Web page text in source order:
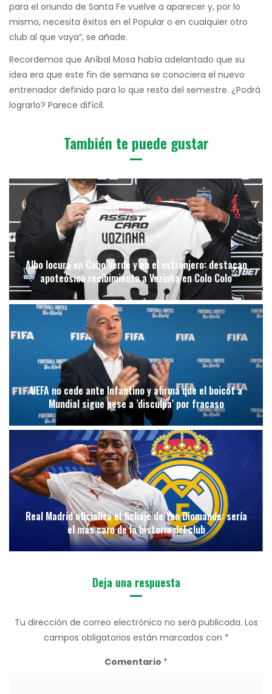
para el oriundo de Santa Fe vuelve a aparecer y, por lo
mismo, necesita éxitos en el Popular o en cualquier otro
club al que vaya”, se añade.
Recordemos que Aníbal Mosa había adelantado que su
idea era que este fin de semana se conociera el nuevo
entrenador definido para lo que resta del semestre. ¿Podrá
lograrlo? Parece difícil.
También te puede gustar
Albo locura en Cabo Verde y en el extranjero: destacan
apoteósico recibimiento a Vozinha en Colo Colo
UEFA no cede ante Infantino y afirma que el boicot a
Mundial sigue pese a ’disculpa’ por fracaso
Real Madrid oficializa el fichaje de Yan Diomande: sería
el más caro de la historia del club
Deja una respuesta
Tu dirección de correo electrónico no será publicada. Los
campos obligatorios están marcados con *
Comentario *